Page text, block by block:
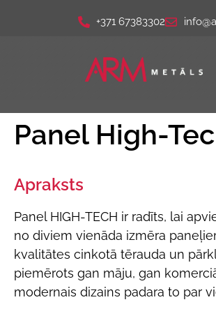
+371 67383302
Panel High-
Apraksts
Panel HIGH-TECH ir radīts, lai
no diviem vienāda izmēra
kvalitātes cinkotā tērauda un
piemērots gan māju, gan
modernais dizains padara to par